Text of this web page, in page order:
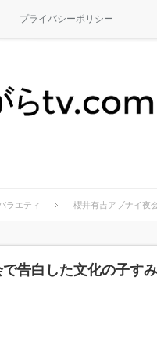
プライバシーポリシー
ラエティ 櫻井有吉アブナイ夜
告白した文化の子す